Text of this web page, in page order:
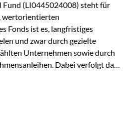
Fund (LI0445024008) steht für
wertorientierten
Fonds ist es, langfristiges
und zwar durch gezielte
Unternehmen sowie durch
Dabei verfolgt das
Fokus, sondern die
Police der Vienna-Life steht